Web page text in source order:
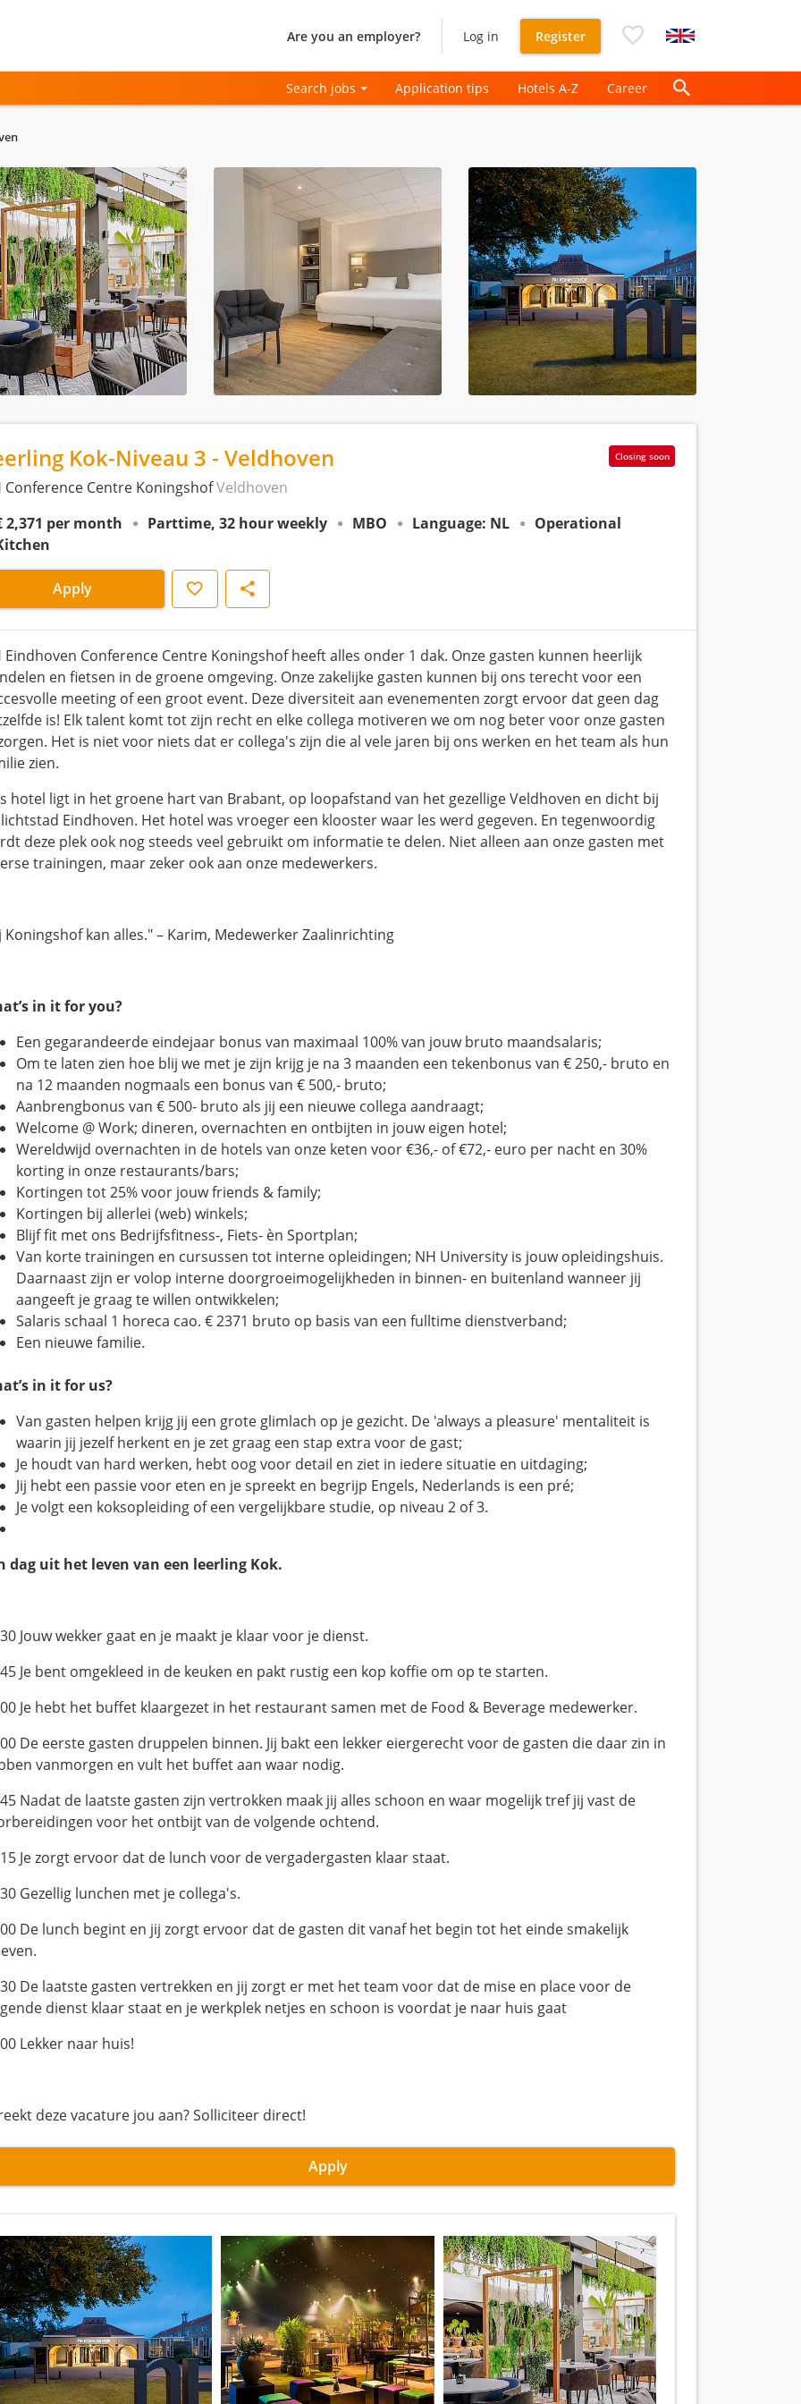
Are you an employer? Log in Register
Search jobs Application tips Hotels A-Z Career
Closing soon
Kok-Niveau 3 - Veldhoven
Conference Centre KoningshofVeldhoven
2,371 per month
Parttime, 32 hour weekly MBO Language: NL
Operational
Apply Save Share
Eindhoven Conference Centre Koningshof heeft alles onder 1 dak. Onze gasten kunnen heerlijk
en fietsen in de groene omgeving. Onze zakelijke gasten kunnen bij ons terecht voor een
meeting of een groot event. Deze diversiteit aan evenementen zorgt ervoor dat geen dag
is! Elk talent komt tot zijn recht en elke collega motiveren we om nog beter voor onze gasten
Het is niet voor niets dat er collega's zijn die al vele jaren bij ons werken en het team als hun
zien.
hotel ligt in het groene hart van Brabant, op loopafstand van het gezellige Veldhoven en dicht bij
Eindhoven. Het hotel was vroeger een klooster waar les werd gegeven. En tegenwoordig
deze plek ook nog steeds veel gebruikt om informatie te delen. Niet alleen aan onze gasten met
trainingen, maar zeker ook aan onze medewerkers.
Koningshof kan alles." – Karim, Medewerker Zaalinrichting
in it for you?
Een gegarandeerde eindejaar bonus van maximaal 100% van jouw bruto maandsalaris;
Om te laten zien hoe blij we met je zijn krijg je na 3 maanden een tekenbonus van € 250,- bruto en
na 12 maanden nogmaals een bonus van € 500,- bruto;
Aanbrengbonus van € 500- bruto als jij een nieuwe collega aandraagt;
Welcome @ Work; dineren, overnachten en ontbijten in jouw eigen hotel;
Wereldwijd overnachten in de hotels van onze keten voor €36,- of €72,- euro per nacht en 30%
korting in onze restaurants/bars;
Kortingen tot 25% voor jouw friends & family;
Kortingen bij allerlei (web) winkels;
Blijf fit met ons Bedrijfsfitness-, Fiets- èn Sportplan;
Van korte trainingen en cursussen tot interne opleidingen; NH University is jouw opleidingshuis.
Daarnaast zijn er volop interne doorgroeimogelijkheden in binnen- en buitenland wanneer jij
aangeeft je graag te willen ontwikkelen;
Salaris schaal 1 horeca cao. € 2371 bruto op basis van een fulltime dienstverband;
Een nieuwe familie.
in it for us?
Van gasten helpen krijg jij een grote glimlach op je gezicht. De 'always a pleasure' mentaliteit is
waarin jij jezelf herkent en je zet graag een stap extra voor de gast;
Je houdt van hard werken, hebt oog voor detail en ziet in iedere situatie en uitdaging;
Jij hebt een passie voor eten en je spreekt en begrijp Engels, Nederlands is een pré;
Je volgt een koksopleiding of een vergelijkbare studie, op niveau 2 of 3.
dag uit het leven van een leerling Kok.
Jouw wekker gaat en je maakt je klaar voor je dienst.
Je bent omgekleed in de keuken en pakt rustig een kop koffie om op te starten.
Je hebt het buffet klaargezet in het restaurant samen met de Food & Beverage medewerker.
De eerste gasten druppelen binnen. Jij bakt een lekker eiergerecht voor de gasten die daar zin in
vanmorgen en vult het buffet aan waar nodig.
Nadat de laatste gasten zijn vertrokken maak jij alles schoon en waar mogelijk tref jij vast de
voor het ontbijt van de volgende ochtend.
Je zorgt ervoor dat de lunch voor de vergadergasten klaar staat.
Gezellig lunchen met je collega's.
De lunch begint en jij zorgt ervoor dat de gasten dit vanaf het begin tot het einde smakelijk
De laatste gasten vertrekken en jij zorgt er met het team voor dat de mise en place voor de
dienst klaar staat en je werkplek netjes en schoon is voordat je naar huis gaat
Lekker naar huis!
deze vacature jou aan? Solliciteer direct!
Apply